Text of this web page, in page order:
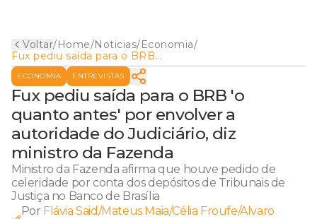
Voltar/Home/Noticias/Economia/
Fux pediu saída para o BRB
'o quanto antes' por envolver
a autoridade do Judiciário, diz
ministro da Fazenda
ECONOMIA ENTREVISTAS
Fux pediu saída para o BRB 'o
quanto antes' por envolver a
autoridade do Judiciário, diz
ministro da Fazenda
Ministro da Fazenda afirma que houve pedido de
celeridade por conta dos depósitos de Tribunais de
Justiça no Banco de Brasília
Por Flávia Said/Mateus Maia/Célia Froufe/Alvaro